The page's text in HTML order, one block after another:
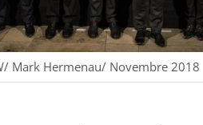
Mark Hermenau/ Novembre 2018